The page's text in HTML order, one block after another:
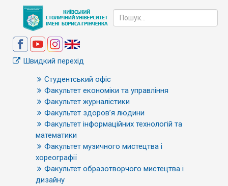
Швидкий перехід
Студентський офіс
Факультет економіки та управління
Факультет журналістики
Факультет здоров’я людини
Факультет інформаційних технологій та
математики
Факультет музичного мистецтва і
хореографії
Факультет образотворчого мистецтва і
дизайну